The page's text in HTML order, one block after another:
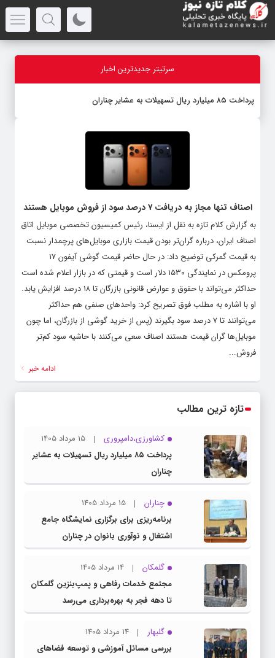
سرتیتر جدیدترین اخبار
پرداخت ۸۵ میلیارد ریال تسهیلات به عشایر چناران
اصناف تنها مجاز به دریافت ۷ درصد سود از فروش موبایل هستند
به گزارش کلام تازه به نقل از ایسنا، رئیس کمیسیون تخصصی موبایل اتاق
اصناف ایران، درباره گران‌تر بودن قیمت بازاری موبایل‌های پرچمدار نسبت
به قیمت گمرکی توضیح داد: در حال حاضر قیمت گوشی آیفون ۱۷
پرومکس در نمایندگی ۱۵۳۰ دلار است و قیمتی که در بازار اعلام شده است
حداکثر می‌تواند با حقوق و عوارض قانونی بازرگان تا ۱۸ درصد افزایش یابد. ‌
او با اشاره به مطلب فوق تصریح کرد: واحدهای صنفی هم حداکثر
می‌توانند تا ۷ درصد سود بگیرند (پس از خرید گوشی از بازرگان، اما چون
موبایل‌ها گران قیمت هستند اصناف سعی می‌کنند با حاشیه سود کم‌تر
فروش...
ادامه خبر
تازه ترین مطالب
کشاورزی،دامپروری
15 مرداد 1405
پرداخت ۸۵ میلیارد ریال تسهیلات به عشایر
چناران
چناران
15 مرداد 1405
برنامه‌ریزی برای برگزاری نمایشگاه جامع
اشتغال و نوآوری بانوان در چناران
گلمکان
14 مرداد 1405
مجتمع خدمات رفاهی و پمپ‌بنزین گلمکان
تا دهه فجر به بهره‌برداری می‌رسد
گلبهار
14 مرداد 1405
بررسی مسائل آموزشی و توسعه فضاهای